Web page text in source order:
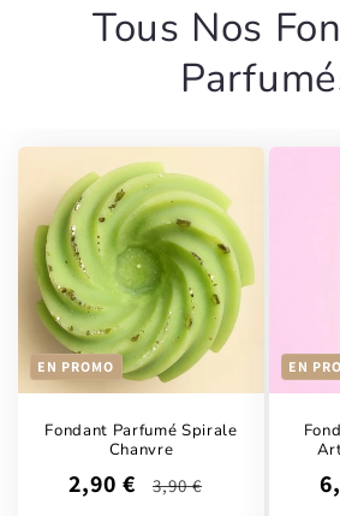
Tous Nos
EN PROMO
Fondant Parfumé Spirale
Chanvre
Prix
2,90 €
Prix
3,90 €
EN